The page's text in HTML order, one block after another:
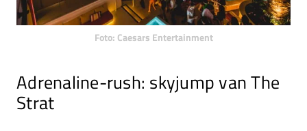
Foto: Caesars Entertainment
Adrenaline-rush: skyjump van The
Strat